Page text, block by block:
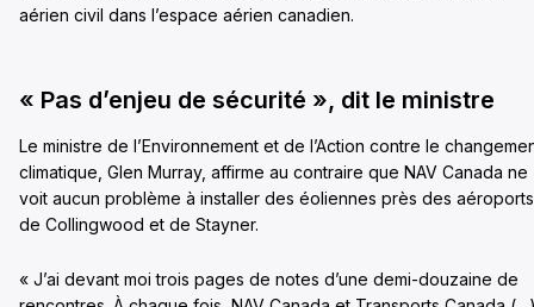
aérien civil dans l’espace aérien canadien.
« Pas d’enjeu de sécurité », dit le ministre
Le ministre de l’Environnement et de l’Action contre le
climatique, Glen Murray, affirme au contraire que NAV Canada ne
voit aucun problème à installer des éoliennes près des aéroports
de Collingwood et de Stayner.
« J’ai devant moi trois pages de notes d’une demi-douzaine de